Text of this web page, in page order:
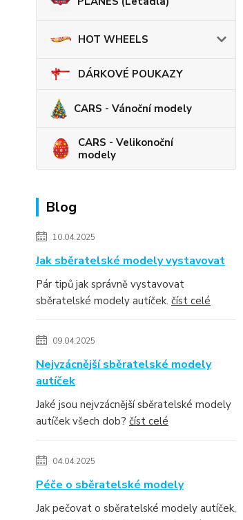
HOT WHEELS
DÁRKOVÉ POUKAZY
CARS - Vánoční modely
CARS - Velikonoční
modely
Blog
10.04.2025
Jak sběratelské modely vystavovat
Pár tipů jak správně vystavovat
sběratelské modely autíček. číst celé
09.04.2025
Nejvzácnější sběratelské modely
autíček
Jaké jsou nejvzácnější sběratelské modely
autíček všech dob? číst celé
04.04.2025
Péče o sběratelské modely
Jak pečovat o sběratelské modely autíček,